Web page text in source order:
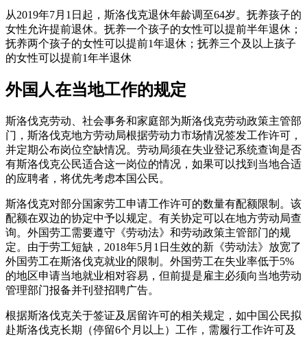
从2019年7月1日起，斯洛伐克退休年龄调至64岁。抚养孩子的
女性允许提前退休。抚养一个孩子的女性可以提前半年退休；
抚养两个孩子的女性可以提前1年退休；抚养三个及以上孩子
的女性可以提前1年半退休
外国人在当地工作的规定
斯洛伐克劳动、社会事务和家庭部为斯洛伐克劳动政策主管部
门，斯洛伐克地方劳动局根据劳动力市场情况签发工作许可，
并定期公布岗位空缺情况。劳动局须在失业登记系统查询是否
有斯洛伐克公民适合这一岗位的情况，如果可以找到当地合适
的应聘者，将优先考虑本国公民。
斯洛伐克对部分国家劳工申请工作许可的数量有配额限制。该
配额在双边的协定中予以规定。有关协定可以在地方劳动局查
询。外国劳工需要遵守《劳动法》和劳动政策主管部门的规
定。由于劳工短缺，2018年5月1日生效的新《劳动法》放宽了
外国劳工在斯洛伐克就业的限制。外国劳工在失业率低于5%
的地区申请当地就业相对容易，但前提是雇主必须向当地劳动
管理部门报备并刊登招聘广告。
根据斯洛伐克关于签证及居留许可的相关规定，如中国公民拟
赴斯洛伐克长期（停留6个月以上）工作，需履行工作许可及